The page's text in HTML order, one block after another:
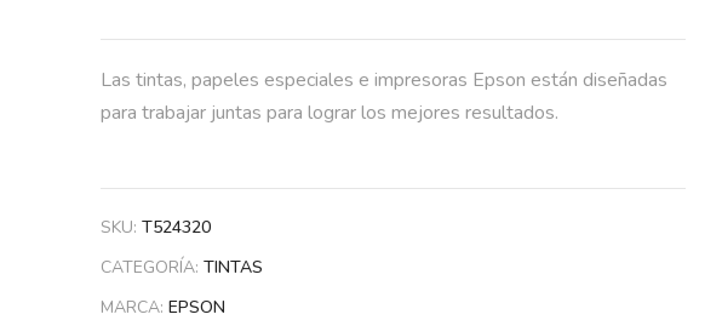
Las tintas, papeles especiales e impresoras Epson están diseñadas
para trabajar juntas para lograr los mejores resultados.
SKU:T524320
CATEGORÍA:TINTAS
MARCA:EPSON